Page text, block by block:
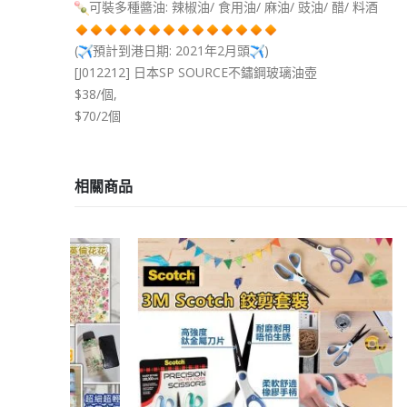
可裝多種醬油: 辣椒油/ 食用油/ 麻油/ 豉油/ 醋/ 料酒
( 預計到港日期: 2021年2月頭
)
[J012212] 日本SP SOURCE不鏽鋼玻璃油壺
$38/個,
$70/2個
相關商品
-18%